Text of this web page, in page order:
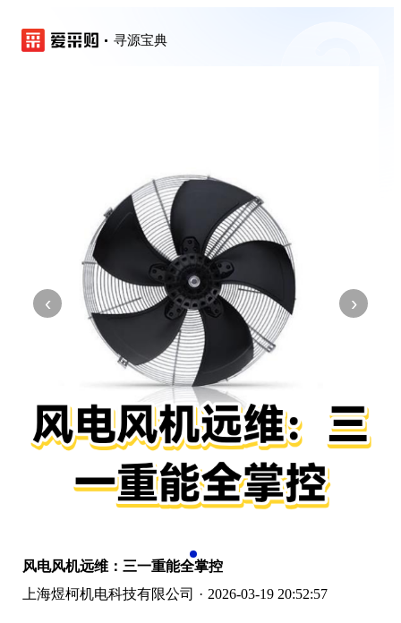
寻源宝典
‹ ›
风电风机远维：三一重能全掌控
上海煜柯机电科技有限公司 · 2026-03-19 20:52:57